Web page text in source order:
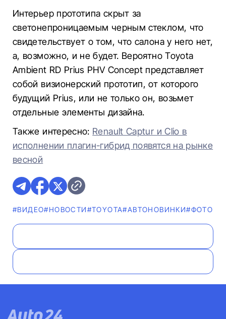
Интерьер прототипа скрыт за
светонепроницаемым черным стеклом, что
свидетельствует о том, что салона у него нет,
а, возможно, и не будет. Вероятно Toyota
Ambient RD Prius PHV Concept представляет
собой визионерский прототип, от которого
будущий Prius, или не только он, возьмет
отдельные элементы дизайна.
Также интересно: Renault Captur и Clio в
исполнении плагин-гибрид появятся на рынке
весной
#ВИДЕО#НОВОСТИ#TOYOTA#AВТОНОВИНКИ#ФОТО